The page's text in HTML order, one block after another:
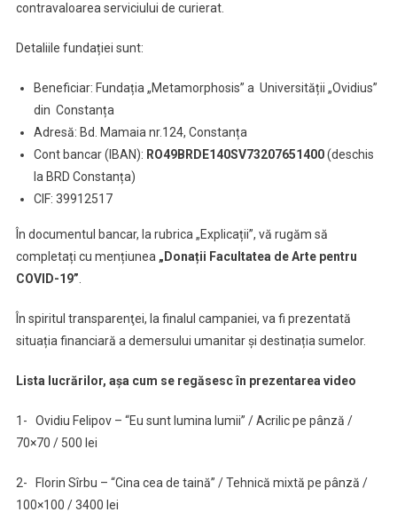
contravaloarea serviciului de curierat.
Detaliile fundației sunt:
Beneficiar: Fundația „Metamorphosis” a Universității „Ovidius”
din Constanța
Adresă: Bd. Mamaia nr.124, Constanța
Cont bancar (IBAN): RO49BRDE140SV73207651400(deschis
la BRD Constanța)
CIF: 39912517
În documentul bancar, la rubrica „Explicații”, vă rugăm să
completați cu mențiunea „Donații Facultatea de Arte pentru
COVID-19”.
În spiritul transparenţei, la finalul campaniei, va fi prezentată
situația financiară a demersului umanitar și destinația sumelor.
Lista lucrărilor, aşa cum se regăsesc în prezentarea video
1- Ovidiu Felipov – “Eu sunt lumina lumii” / Acrilic pe pânză /
70×70 / 500 lei
2- Florin Sîrbu – “Cina cea de taină” / Tehnică mixtă pe pânză /
100×100 / 3400 lei